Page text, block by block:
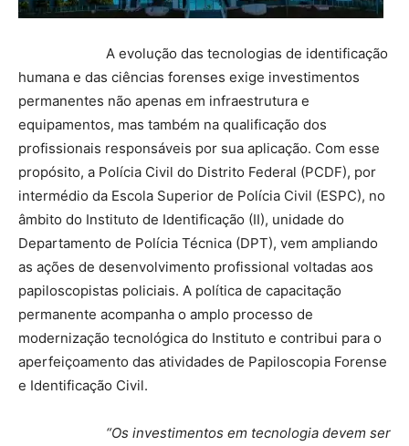
A evolução das tecnologias de identificação
humana e das ciências forenses exige investimentos
permanentes não apenas em infraestrutura e
equipamentos, mas também na qualificação dos
profissionais responsáveis por sua aplicação. Com esse
propósito, a Polícia Civil do Distrito Federal (PCDF), por
intermédio da Escola Superior de Polícia Civil (ESPC), no
âmbito do Instituto de Identificação (II), unidade do
Departamento de Polícia Técnica (DPT), vem ampliando
as ações de desenvolvimento profissional voltadas aos
papiloscopistas policiais. A política de capacitação
permanente acompanha o amplo processo de
modernização tecnológica do Instituto e contribui para o
aperfeiçoamento das atividades de Papiloscopia Forense
e Identificação Civil.
“Os investimentos em tecnologia devem ser